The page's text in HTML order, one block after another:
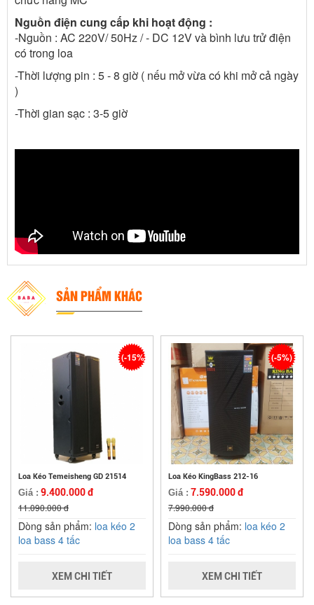
Nguồn điện cung cấp khi hoạt động :
-Nguồn : AC 220V/ 50Hz / - DC 12V và bình lưu trử điện
có trong loa
-Thời lượng pin : 5 - 8 giờ ( nếu mở vừa có khi mở cả ngày
)
-Thời gian sạc : 3-5 giờ
SẢN PHẨM KHÁC
Loa Kéo Temeisheng GD 21514
Giá : 9.400.000 đ
11.090.000 đ
(-15%)
Dòng sản phẩm: loa kéo 2
loa bass 4 tấc
XEM CHI TIẾT
Loa Kéo KingBass 212-16
Giá : 7.590.000 đ
7.990.000 đ
(-5%)
Dòng sản phẩm: loa kéo 2
loa bass 4 tấc
XEM CHI TIẾT